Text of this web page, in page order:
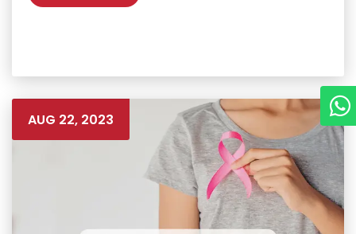
AUG 22, 2023